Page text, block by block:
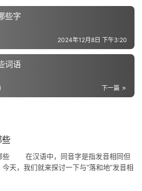
些字
2024年12月8日 下午3:20
词语
下一篇
些
在汉语中，同音字是指发音相同但
天，我们就来探讨一下与“落和地”发音相